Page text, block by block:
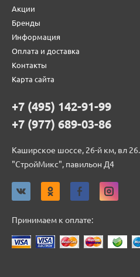
Акции
Бренды
Информация
Оплата и доставка
Контакты
Карта сайта
+7 (495) 142-91-99
+7 (977) 689-03-86
Каширское шоссе, 26-й км, вл
"СтройМикс", павильон Д4
Принимаем к оплате: